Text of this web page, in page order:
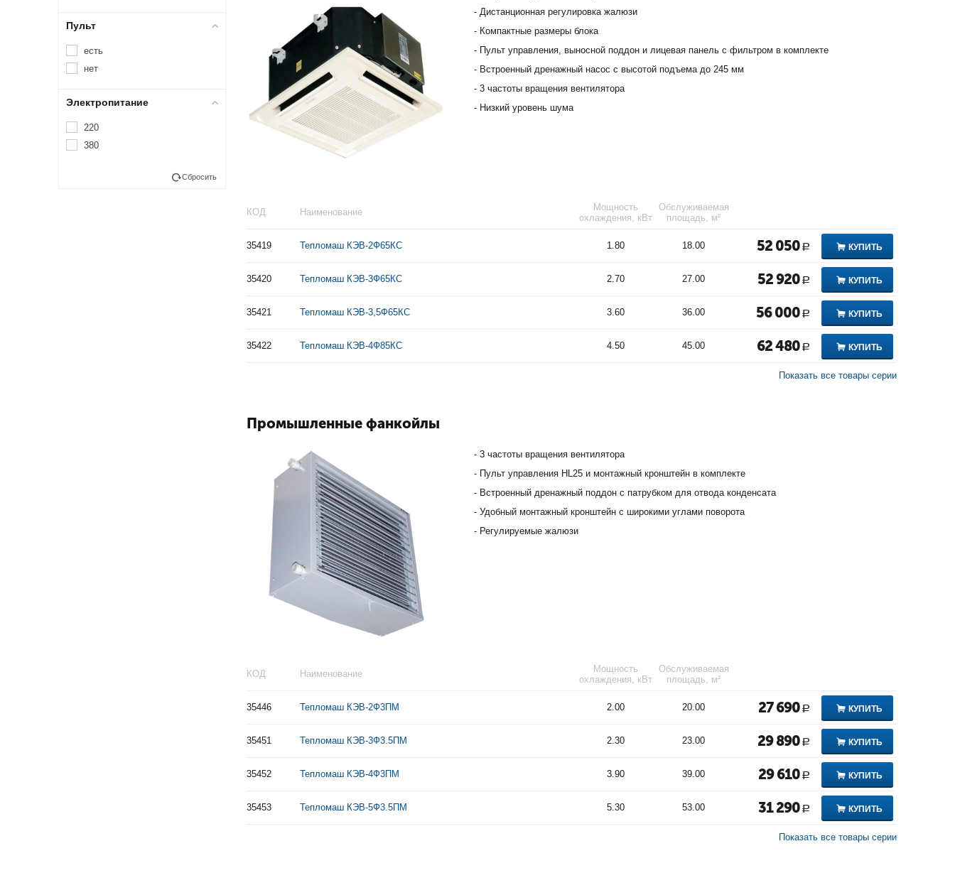
- Дистанционная регулировка жалюзи
- Компактные размеры блока
- Пульт управления, выносной поддон и лицевая панель с фильтром в комплекте
- Встроенный дренажный насос с высотой подъема до 245 мм
- 3 частоты вращения вентилятора
- Низкий уровень шума
КОД Наименование
Мощность
охлаждения, кВт
Обслуживаемая
площадь, м²
35419 Тепломаш КЭВ-2Ф65КС 1.80 18.00 52 050 Р КУПИТЬ
35420 Тепломаш КЭВ-3Ф65КС 2.70 27.00 52 920 Р КУПИТЬ
35421 Тепломаш КЭВ-3,5Ф65КС 3.60 36.00 56 000 Р КУПИТЬ
35422 Тепломаш КЭВ-4Ф85КС 4.50 45.00 62 480 Р КУПИТЬ
Показать все товары серии
Промышленные фанкойлы
- 3 частоты вращения вентилятора
- Пульт управления HL25 и монтажный кронштейн в комплекте
- Встроенный дренажный поддон с патрубком для отвода конденсата
- Удобный монтажный кронштейн с широкими углами поворота
- Регулируемые жалюзи
КОД Наименование
Мощность
охлаждения, кВт
Обслуживаемая
площадь, м²
35446 Тепломаш КЭВ-2Ф3ПМ 2.00 20.00 27 690 Р КУПИТЬ
35451 Тепломаш КЭВ-3Ф3.5ПМ 2.30 23.00 29 890 Р КУПИТЬ
35452 Тепломаш КЭВ-4Ф3ПМ 3.90 39.00 29 610 Р КУПИТЬ
35453 Тепломаш КЭВ-5Ф3.5ПМ 5.30 53.00 31 290 Р КУПИТЬ
Показать все товары серии
Пульт
есть
нет
Электропитание
220
380
Сбросить